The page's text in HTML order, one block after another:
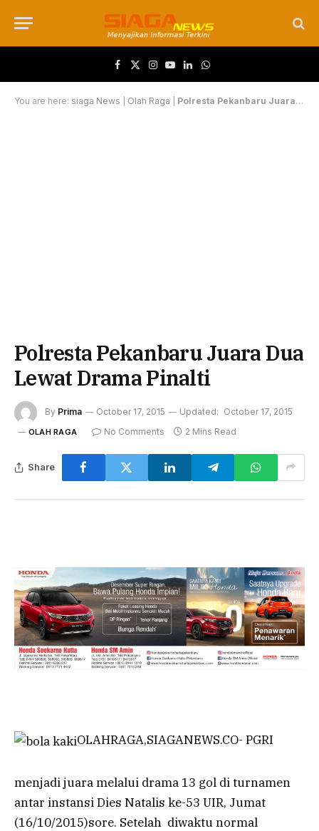
Facebook
X (Twitter)
Instagram
YouTube
LinkedInWhatsApp
You are here: siaga News Olah Raga Polresta Pekanbaru Juara Dua Lewat Drama Pinalti
Polresta Pekanbaru Juara Dua
Lewat Drama Pinalti
By Prima October 17, 2015 Updated: October 17, 2015
OLAH RAGA No Comments 2 Mins Read
Share
OLAHRAGA,SIAGANEWS.CO- PGRI
menjadi juara melalui drama 13 gol di turnamen
antar instansi Dies Natalis ke-53 UIR, Jumat
(16/10/2015)sore. Setelah diwaktu normal